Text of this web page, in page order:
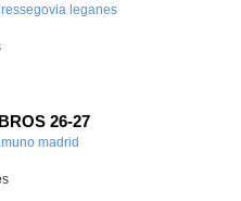
leganes-
26-27
madrid